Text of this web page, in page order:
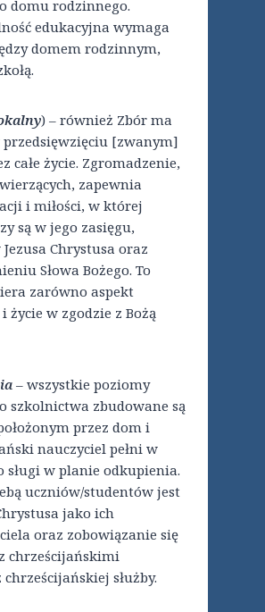
domu rodzinnego.
edukacyjna wymaga
domem rodzinnym,
) – również Zbór ma
[zwanym]
całe życie. Zgromadzenie,
zapewnia
i miłości, w której
są w jego zasięgu,
Chrystusa oraz
Słowa Bożego. To
zarówno aspekt
w zgodzie z Bożą
– wszystkie poziomy
szkolnictwa zbudowane są
przez dom i
nauczyciel pełni w
sługi w planie odkupienia.
uczniów/studentów jest
jako ich
oraz zobowiązanie się
chrześcijańskimi
służby.